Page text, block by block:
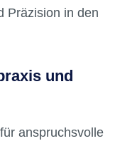
Präzision in den
und
für anspruchsvolle